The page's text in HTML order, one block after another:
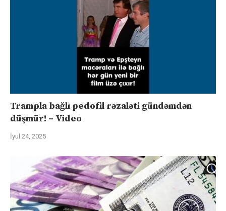
Trampla bağlı pedofil rəzaləti gündəmdən
düşmür! – Video
İyul 24, 2025